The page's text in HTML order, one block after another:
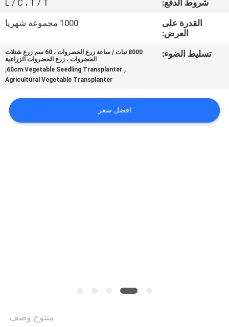
اتصل
اطلب
اقتباس
شروط الدفع:
L / C ، T / T
القدرة على
العرض:
1000 مجموعة شهريا
تسليط الضوء:
8000 نبات / ساعة زرع الخضروات ، 60 سم زرع شتلات
الخضروات ، زرع الخضروات الزراعية
,
60cm Vegetable Seedling Transplanter
,
Agricultural Vegetable Transplanter
افضل سعر
منتوج وصف